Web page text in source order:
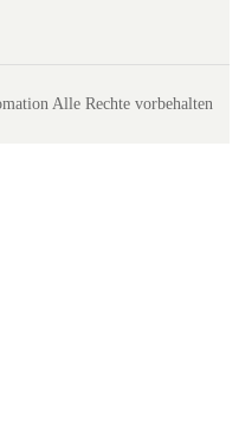
Alle Rechte vorbehalten